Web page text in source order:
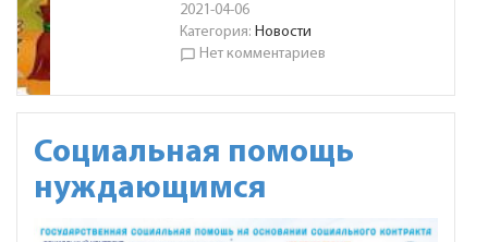
2021-04-06
Категория: Новости
chat_bubble_outline Нет комментариев
Социальная помощь
нуждающимся